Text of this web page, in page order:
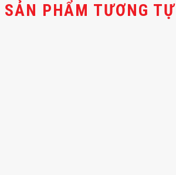
SẢN PHẨM TƯƠNG TỰ